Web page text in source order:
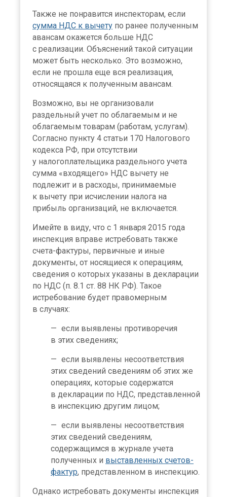
Также не понравится инспекторам, если
сумма НДС к вычету по ранее полученным
авансам окажется больше НДС
с реализации. Объяснений такой ситуации
может быть несколько. Это возможно,
если не прошла еще вся реализация,
относящаяся к полученным авансам.
Возможно, вы не организовали
раздельный учет по облагаемым и не
облагаемым товарам (работам, услугам).
Согласно пункту 4 статьи 170 Налогового
кодекса РФ, при отсутствии
у налогоплательщика раздельного учета
сумма «входящего» НДС вычету не
подлежит и в расходы, принимаемые
к вычету при исчислении налога на
прибыль организаций, не включается.
Имейте в виду, что с 1 января 2015 года
инспекция вправе истребовать также
счета-фактуры, первичные и иные
документы, от носящиеся к операциям,
сведения о которых указаны в декларации
по НДС (п. 8.1 ст. 88 НК РФ). Такое
истребование будет правомерным
в случаях:
если выявлены противоречия
в этих сведениях;
если выявлены несоответствия
этих сведений сведениям об этих же
операциях, которые содержатся
в декларации по НДС, представленной
в инспекцию другим лицом;
если выявлены несоответствия
этих сведений сведениям,
содержащимся в журнале учета
полученных и выставленных счетов-
фактур, представленном в инспекцию.
Однако истребовать документы инспекция